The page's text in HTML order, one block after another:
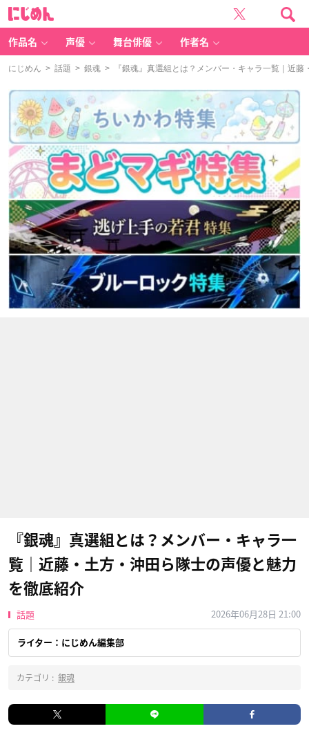
作品名 声優 舞台俳優 作者名
にじめん > 話題 > 銀魂 > 『銀魂』真選組とは？メンバー・キャラ一覧｜近藤
『銀魂』真選組とは？メンバー・キャラ一
覧｜近藤・土方・沖田ら隊士の声優と魅力
を徹底紹介
話題 2026年06月28日 21:00
ライター：にじめん編集部
カテゴリ : 銀魂